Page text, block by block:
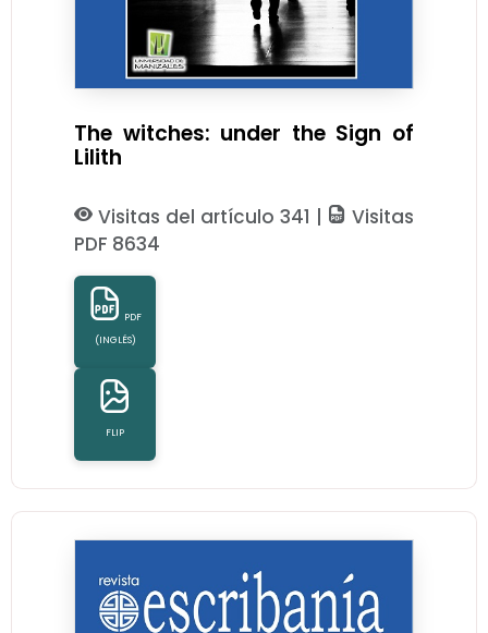
The witches: under the Sign of
Lilith
Visitas del artículo 341 |
Visitas
PDF 8634
PDF
(INGLÉS)
FLIP